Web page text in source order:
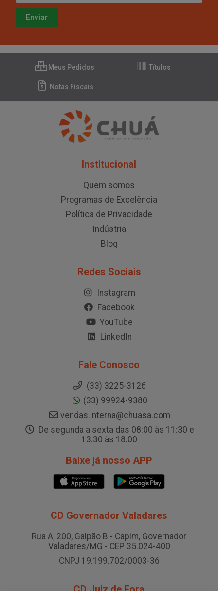
Meus Pedidos Títulos
Notas Fiscais
Institucional
Quem somos
Programas de Excelência
Política de Privacidade
Indústria
Blog
Redes Sociais
Instagram
Facebook
YouTube
LinkedIn
Fale Conosco
(33) 3225-3126
(33) 99924-9380
vendas.interna@chuasa.com
De segunda a sexta das 08:00 às 11:30 e
13:30 às 18:00
Baixe já nosso APP
CD Governador Valadares
Rua A, 200, Galpão B - Capim, Governador
Valadares/MG - CEP 35.024-400
CNPJ 19.199.702/0003-36